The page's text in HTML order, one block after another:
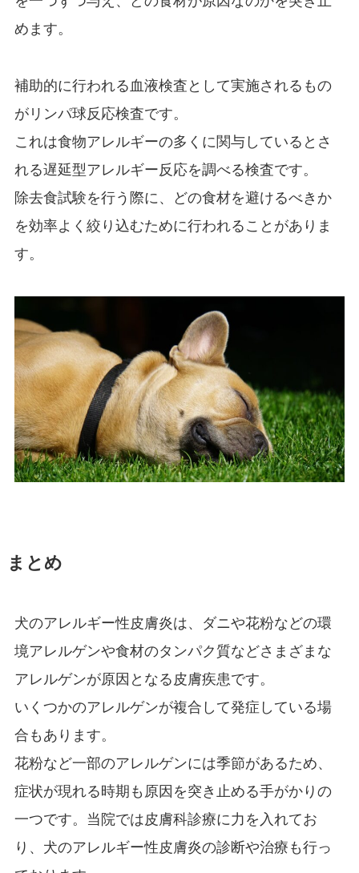
めます。
補助的に行われる血液検査として実施されるもの
がリンパ球反応検査です。
これは食物アレルギーの多くに関与しているとさ
れる遅延型アレルギー反応を調べる検査です。
除去食試験を行う際に、どの食材を避けるべきか
を効率よく絞り込むために行われることがありま
す。
まとめ
犬のアレルギー性皮膚炎は、ダニや花粉などの環
境アレルゲンや食材のタンパク質などさまざまな
アレルゲンが原因となる皮膚疾患です。
いくつかのアレルゲンが複合して発症している場
合もあります。
花粉など一部のアレルゲンには季節があるため、
症状が現れる時期も原因を突き止める手がかりの
一つです。当院では皮膚科診療に力を入れてお
り、犬のアレルギー性皮膚炎の診断や治療も行っ